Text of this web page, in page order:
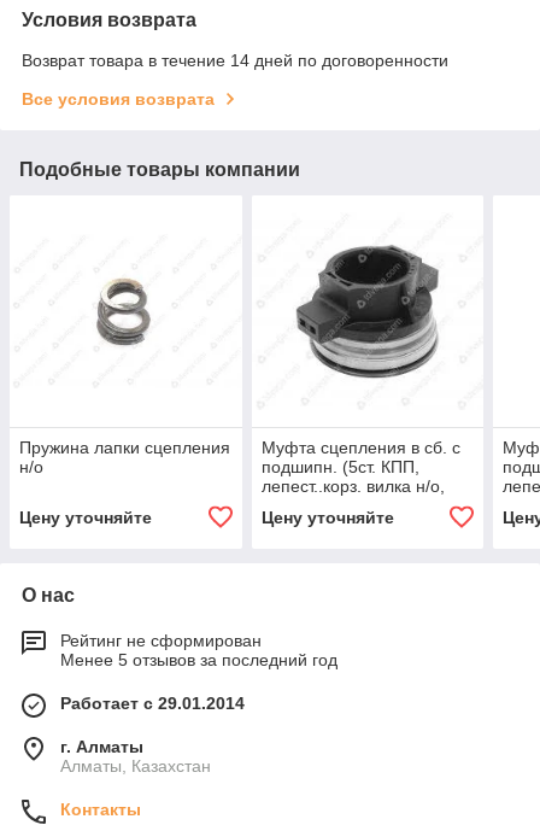
Условия возврата
Возврат товара в течение 14 дней по договоренности
Все условия возврата
Подобные товары компании
Пружина лапки сцепления
н/о
Цену уточняйте
Муфта сцепления в сб. с
подшипн. (5ст. КПП,
лепест..корз. вилка н/о,
Цену уточняйте
О нас
Рейтинг не сформирован
Менее 5 отзывов за последний год
Работает с 29.01.2014
г. Алматы
Алматы, Казахстан
Контакты